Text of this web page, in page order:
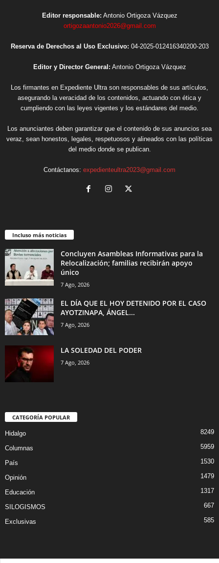
Editor responsable: Antonio Ortigoza Vázquez
ortigozaantonio2026@gmail.com
Reserva de Derechos al Uso Exclusivo: 04-2025-012416340200-203
Editor y Director General: Antonio Ortigoza Vázquez
Los firmantes en Expediente Ultra son responsables de sus artículos,
asegurando la veracidad de los contenidos, actuando con ética y
cumpliendo con las leyes vigentes y los estándares del medio.
Los anunciantes deben garantizar que el contenido de sus anuncios sea
veraz, sean honestos, legales, respetuosos y alineados con las políticas
del medio donde se publican.
Contáctanos: expedienteultra2023@gmail.com
Incluso más noticias
Concluyen Asambleas Informativas para la
Relocalización; familias recibirán apoyo
único
7 Ago, 2026
EL DÍA QUE EL HOY DETENIDO POR EL CASO
AYOTZINAPA, ÁNGEL...
7 Ago, 2026
LA SOLEDAD DEL PODER
7 Ago, 2026
CATEGORÍA POPULAR
Hidalgo 8249
Columnas 5959
País 1530
Opinión 1479
Educación 1317
SILOGISMOS 667
Exclusivas 585